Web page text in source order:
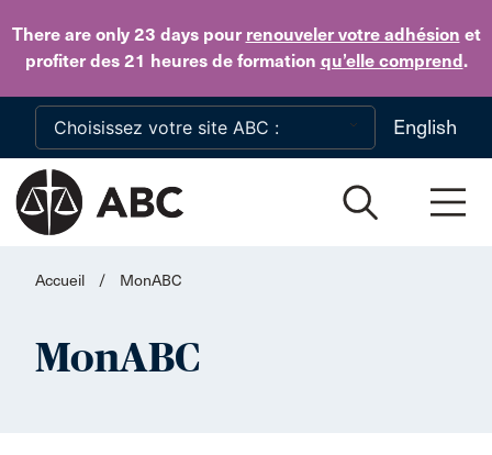
There are only 23 dayspour renouveler votre adhésion et
profiter des 21 heures de formation qu’elle comprend.
Skip to main content
English
Accueil / MonABC
MonABC